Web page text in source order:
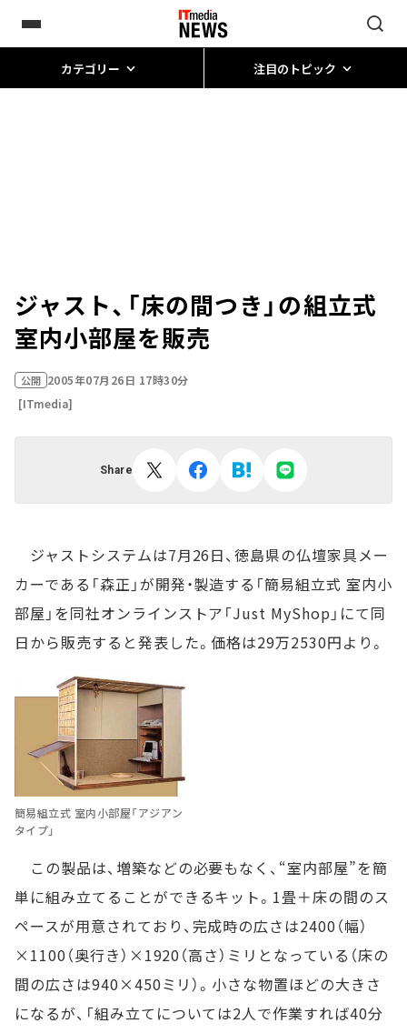
カテゴリー 注目のトピック
ジャスト、「床の間つき」の組立式
室内小部屋を販売
公開 2005年07月26日 17時30分
[ITmedia]
Share
ジャストシステムは7月26日、徳島県の仏壇家具メー
カーである「森正」が開発・製造する「簡易組立式 室内小
部屋」を同社オンラインストア「Just MyShop」にて同
日から販売すると発表した。価格は29万2530円より。
簡易組立式 室内小部屋「アジアン
タイプ」
この製品は、増築などの必要もなく、“室内部屋”を簡
単に組み立てることができるキット。1畳＋床の間のス
ペースが用意されており、完成時の広さは2400（幅）
×1100（奥行き）×1920（高さ）ミリとなっている（床の
間の広さは940×450ミリ）。小さな物置ほどの大きさ
になるが、「組み立てについては2人で作業すれば40分